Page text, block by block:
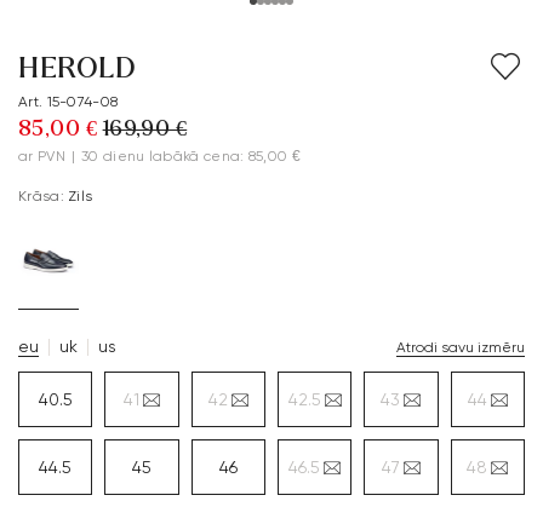
HEROLD
Art. 15-074-08
85,00 € 169,90 €
ar PVN | 30 dienu labākā cena: 85,00 €
Krāsa: Zils
eu uk us Atrodi savu izmēru
40.5 41 42 42.5 43 44
44.5 45 46 46.5 47 48